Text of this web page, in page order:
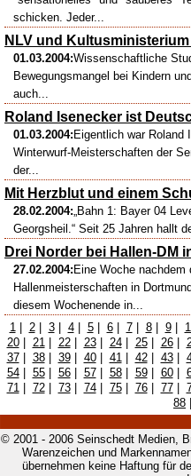
schicken. Jeder...
NLV und
01.03.2004:Wissenschaftliche
Bewegungsmangel bei Kindern
auch...
Roland Isenecker ist
01.03.2004: Eigentlich war Roland
Winterwurf-Meisterschaften der
der...
Mit Herzblut und einem
28.02.2004:„Bahn 1: Bayer 04
Georgsheil.“ Seit 25 Jahren hallt
Drei Norder bei Hallen-DM
27.02.2004: Eine Woche
Hallenmeisterschaften in
diesem Wochenende in...
1| 2| 3| 4| 5| 6| 7| 8| 9|
20| 21| 22| 23| 24| 25| 26|
37| 38| 39| 40| 41| 42| 43|
54| 55| 56| 57| 58| 59| 60|
71| 72| 73| 74| 75| 76| 77|
88
© 2001 - 2006 Seinschedt Medien,
Warenzeichen und
übernehmen keine Haftung für